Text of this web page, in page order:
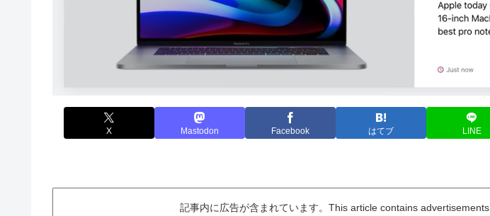
X Mastodon Facebook はてブ LINE
記事内に広告が含まれています。This article contains advertisements.